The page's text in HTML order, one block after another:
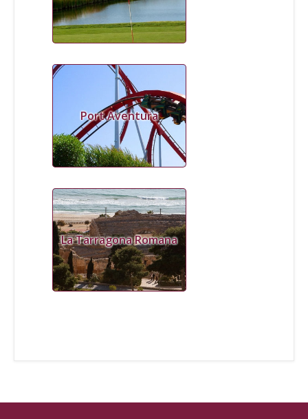
Port Aventura
La Tarragona Romana